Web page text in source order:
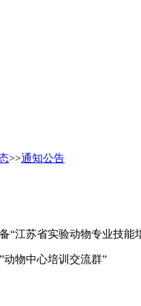
>>通知公告
“江苏省实验动物专业技能
动物中心培训交流群”